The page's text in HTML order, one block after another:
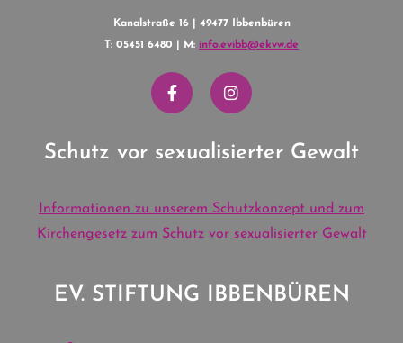
Kanalstraße 16 | 49477 Ibbenbüren
T: 05451 6480 | M: info.evibb@ekvw.de
Schutz vor sexualisierter Gewalt
Informationen zu unserem Schutzkonzept und zum
Kirchengesetz zum Schutz vor sexualisierter Gewalt
EV. STIFTUNG IBBENBÜREN